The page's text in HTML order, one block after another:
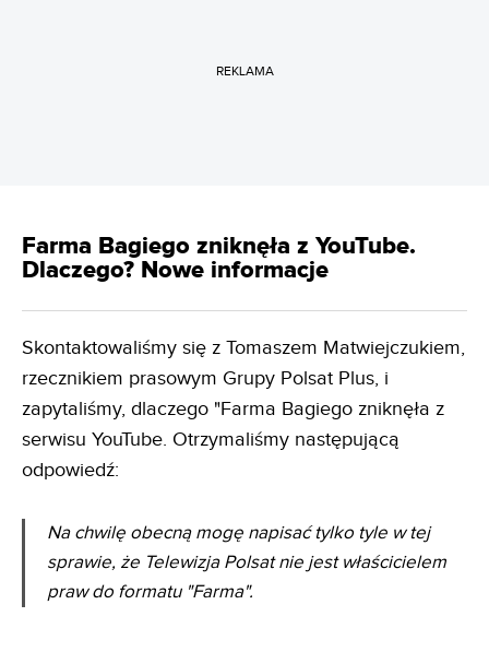
REKLAMA
Farma Bagiego zniknęła z YouTube.
Dlaczego? Nowe informacje
Skontaktowaliśmy się z Tomaszem Matwiejczukiem,
rzecznikiem prasowym Grupy Polsat Plus, i
zapytaliśmy, dlaczego "Farma Bagiego zniknęła z
serwisu YouTube. Otrzymaliśmy następującą
odpowiedź:
Na chwilę obecną mogę napisać tylko tyle w tej
sprawie, że Telewizja Polsat nie jest właścicielem
praw do formatu "Farma".